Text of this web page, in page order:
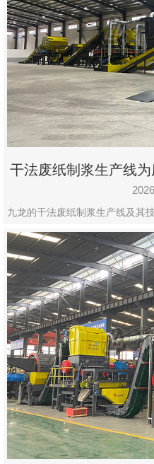
豫
ICP
备
19020390
号-1
干法废纸制浆生产线
九龙的干法废纸制浆生产线及其